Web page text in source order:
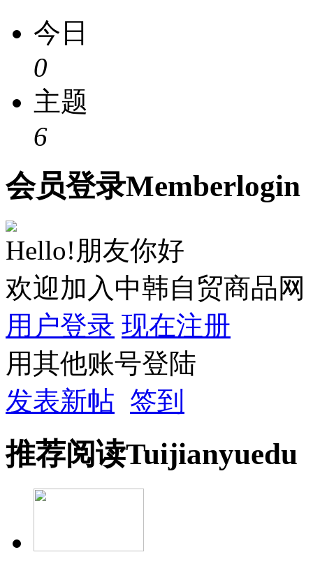
今日
0
主题
6
会员登录Memberlogin
Hello!朋友你好
欢迎加入中韩自贸商品网
用户登录 现在注册
用其他账号登陆
发表新帖 签到
推荐阅读Tuijianyuedu